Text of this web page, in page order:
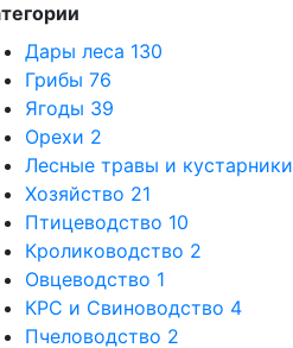
Дары леса 130
Грибы 76
Ягоды 39
Орехи 2
Лесные травы и кустарники
Хозяйство 21
Птицеводство 10
Кролиководство 2
Овцеводство 1
КРС и Свиноводство 4
Пчеловодство 2